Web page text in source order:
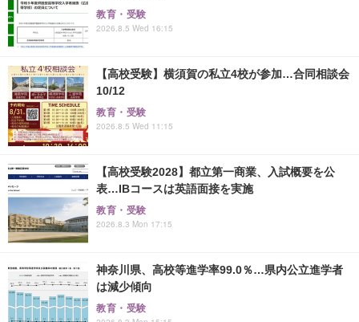
教育・受験
2026.8.5 Wed 16:15
【高校受験】横須賀の私立4校が参加…合同相談会
10/12
教育・受験
2026.8.5 Wed 11:15
【高校受験2028】都立第一商業、入試概要を公
表…IBコースは英語面接を実施
教育・受験
2026.8.3 Mon 17:15
神奈川県、高校等進学率99.0％…県内公立進学者
は減少傾向
教育・受験